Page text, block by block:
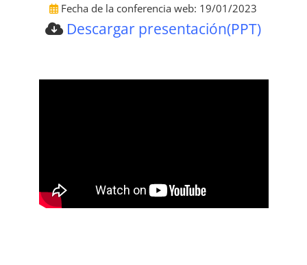
Fecha de la conferencia web: 19/01/2023
Descargar presentación(PPT)